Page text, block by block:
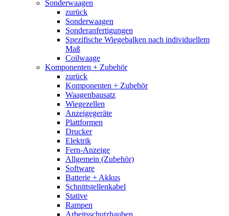
Sonderwaagen
zurück
Sonderwaagen
Sonderanfertigungen
Spezifische Wiegebalken nach individuellem
Maß
Coilwaage
Komponenten + Zubehör
zurück
Komponenten + Zubehör
Waagenbausatz
Wiegezellen
Anzeigegeräte
Plattformen
Drucker
Elektrik
Fern-Anzeige
Allgemein (Zubehör)
Software
Batterie + Akkus
Schnittstellenkabel
Stative
Rampen
Arbeitsschutzhauben